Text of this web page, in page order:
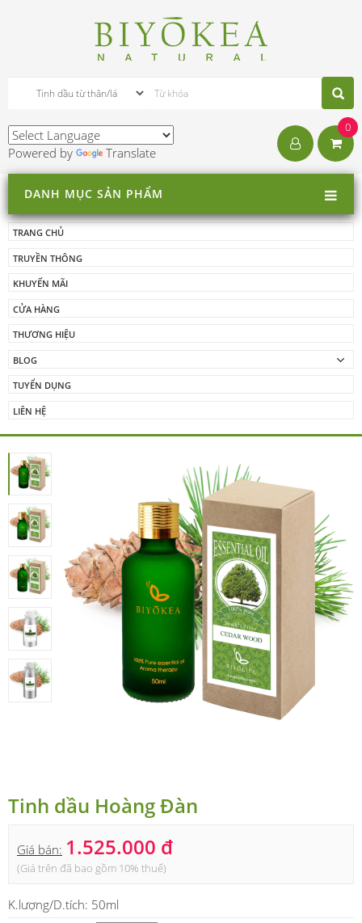
Powered by Translate
0
DANH MỤC SẢN PHẨM
TRANG CHỦ
TRUYỀN THÔNG
KHUYẾN MÃI
CỬA HÀNG
THƯƠNG HIỆU
BLOG
TUYỂN DỤNG
LIÊN HỆ
Tinh dầu Hoàng Đàn
Giá bán: 1.525.000 đ
(Giá trên đã bao gồm 10% thuế)
K.lượng/D.tích: 50ml